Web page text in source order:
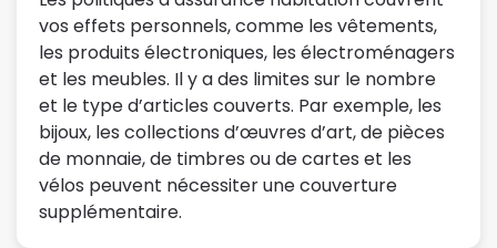
vos effets personnels, comme les vêtements,
les produits électroniques, les électroménagers
et les meubles. Il y a des limites sur le nombre
et le type d’articles couverts. Par exemple, les
bijoux, les collections d’œuvres d’art, de pièces
de monnaie, de timbres ou de cartes et les
vélos peuvent nécessiter une couverture
supplémentaire.